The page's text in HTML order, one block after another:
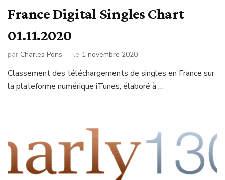
France Digital Singles Chart
01.11.2020
par Charles Pons le 1 novembre 2020
Classement des téléchargements de singles en France sur
la plateforme numérique iTunes, élaboré à …